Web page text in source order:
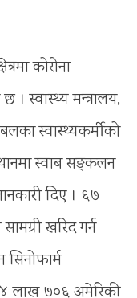
कोरोना
। स्वास्थ्य मन्त्रालय,
बलका स्वास्थ्यकर्मीको
स्वाब सङ्कलन
दिए । ६७
खरिद गर्न
सिनोफार्म
लाख ७०६ अमेरिकी